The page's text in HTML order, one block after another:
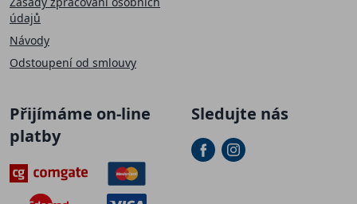
údajů
Návody
Odstoupení od smlouvy
Přijímáme on-line
platby
Sledujte nás